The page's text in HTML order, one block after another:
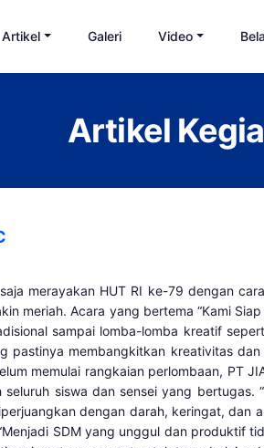
Artikel Galeri Video
Artikel
merayakan HUT RI ke-79 dengan
meriah. Acara yang bertema “Kami
sampai lomba-lomba kreatif
pastinya membangkitkan kreativitas
memulai rangkaian perlombaan, PT
siswa dan sensei yang
dengan darah, keringat, dan
SDM yang unggul dan produktif